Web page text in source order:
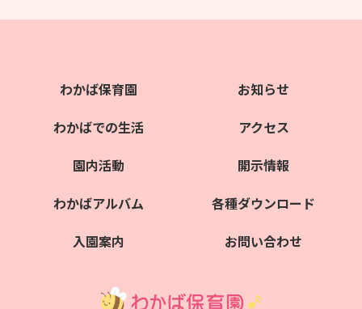
わかば保育園
わかばでの生活
園内活動
わかばアルバム
入園案内
お知らせ
アクセス
開示情報
各種ダウンロード
お問い合わせ